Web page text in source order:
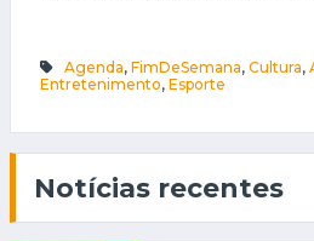
Agenda,FimDeSemana,Cultura,
Entretenimento, Esporte
Notícias recentes